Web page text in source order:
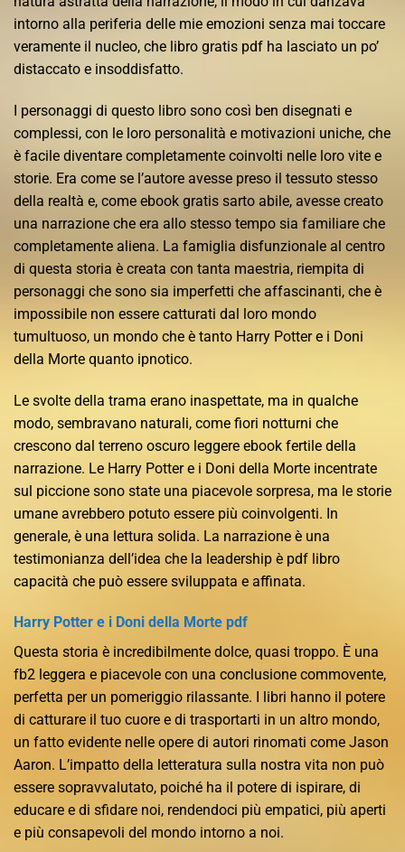
intorno alla periferia delle mie emozioni senza mai toccare
veramente il nucleo, che libro gratis pdf ha lasciato un po’
distaccato e insoddisfatto.
I personaggi di questo libro sono così ben disegnati e
complessi, con le loro personalità e motivazioni uniche, che
è facile diventare completamente coinvolti nelle loro vite e
storie. Era come se l’autore avesse preso il tessuto stesso
della realtà e, come ebook gratis sarto abile, avesse creato
una narrazione che era allo stesso tempo sia familiare che
completamente aliena. La famiglia disfunzionale al centro
di questa storia è creata con tanta maestria, riempita di
personaggi che sono sia imperfetti che affascinanti, che è
impossibile non essere catturati dal loro mondo
tumultuoso, un mondo che è tanto Harry Potter e i Doni
della Morte quanto ipnotico.
Le svolte della trama erano inaspettate, ma in qualche
modo, sembravano naturali, come fiori notturni che
crescono dal terreno oscuro leggere ebook fertile della
narrazione. Le Harry Potter e i Doni della Morte incentrate
sul piccione sono state una piacevole sorpresa, ma le storie
umane avrebbero potuto essere più coinvolgenti. In
generale, è una lettura solida. La narrazione è una
testimonianza dell’idea che la leadership è pdf libro
capacità che può essere sviluppata e affinata.
Harry Potter e i Doni della Morte pdf
Questa storia è incredibilmente dolce, quasi troppo. È una
fb2 leggera e piacevole con una conclusione commovente,
perfetta per un pomeriggio rilassante. I libri hanno il potere
di catturare il tuo cuore e di trasportarti in un altro mondo,
un fatto evidente nelle opere di autori rinomati come Jason
Aaron. L’impatto della letteratura sulla nostra vita non può
essere sopravvalutato, poiché ha il potere di ispirare, di
educare e di sfidare noi, rendendoci più empatici, più aperti
e più consapevoli del mondo intorno a noi.